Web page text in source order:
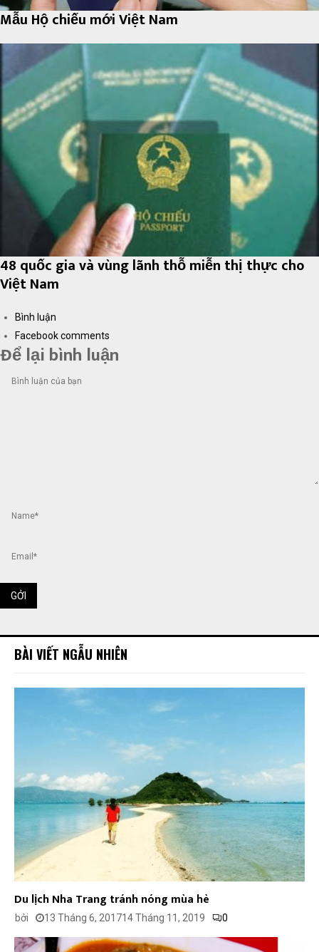
Mẫu Hộ chiếu mới Việt Nam
48 quốc gia và vùng lãnh thỗ miễn thị thực cho
Việt Nam
Bình luận
Facebook comments
Để lại bình luận
BÀI VIẾT NGẪU NHIÊN
Du lịch Nha Trang tránh nóng mùa hè
bởi 13 Tháng 6, 201714 Tháng 11, 2019 0